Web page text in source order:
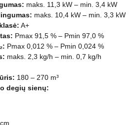
maks. 11,3 kW – min. 3,4 kW
maks. 10,4 kW – min. 3,3 kW
A+
Pmax 91,5 % – Pmin 97,0 %
Pmax 0,012 % – Pmin 0,024 %
maks. 2,3 kg/h – min. 0,7 kg/h
180 – 270 m³
degių sienų: